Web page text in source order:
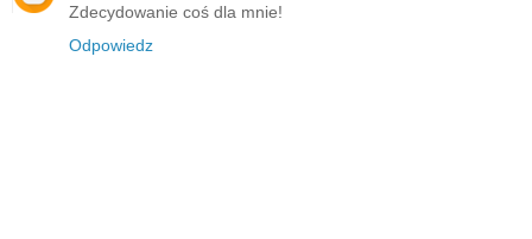
Zdecydowanie coś dla mnie!
Odpowiedz